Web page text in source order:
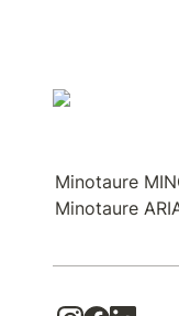
Minotaure
Minotaure